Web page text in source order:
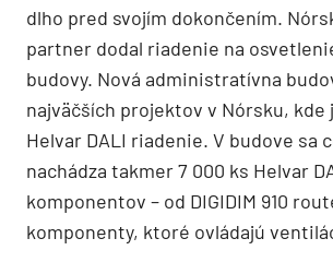
dlho pred svojím dokončením.
partner dodal riadenie na
budovy. Nová administratívna
najväčších projektov v Nórsku, kde
Helvar DALI riadenie. V budove sa
nachádza takmer 7 000 ks Helvar
komponentov – od DIGIDIM 910
komponenty, ktoré ovládajú